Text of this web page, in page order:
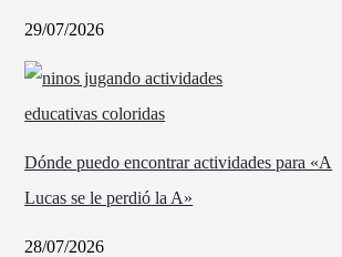
29/07/2026
Dónde puedo encontrar actividades para «A
Lucas se le perdió la A»
28/07/2026